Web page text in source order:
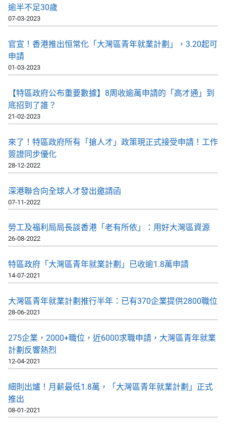
逾半不足30歲
07-03-2023
官宣！香港推出恒常化「大灣區青年就業計劃」，3.20起可
申請
01-03-2023
【特區政府公布重要數據】8周收逾萬申請的「高才通」到
底招到了誰？
21-02-2023
來了！特區政府所有「搶人才」政策現正式接受申請！工作
簽證同步優化
28-12-2022
深港聯合向全球人才發出邀請函
07-11-2022
勞工及福利局局長談香港「老有所依」：用好大灣區資源
26-08-2022
特區政府「大灣區青年就業計劃」已收逾1.8萬申請
14-07-2021
大灣區青年就業計劃推行半年：已有370企業提供2800職位
28-06-2021
275企業，2000+職位，近6000求職申請，大灣區青年就業
計劃反響熱烈
12-04-2021
細則出爐！月薪最低1.8萬，「大灣區青年就業計劃」正式
推出
08-01-2021